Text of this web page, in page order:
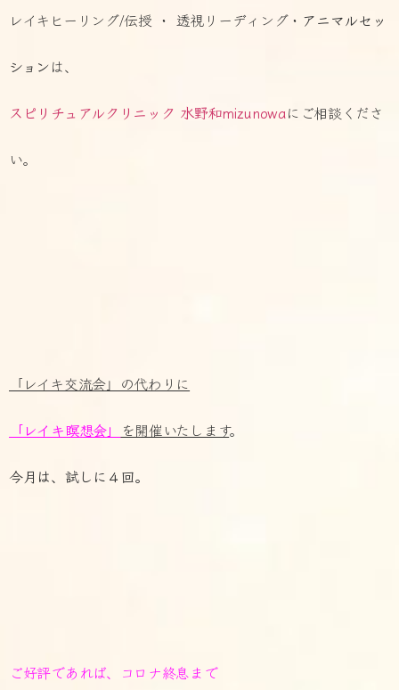
レイキヒーリング/伝授 ・ 透視リーディング・ アニマルセッ
ションは、
スピリチュアルクリニック 水野和mizunowaにご相談くださ
い。
「レイキ交流会」の代わりに
「レイキ瞑想会」 を開催いたします。
今月は、試しに４回。
ご好評であれば、コロナ終息まで